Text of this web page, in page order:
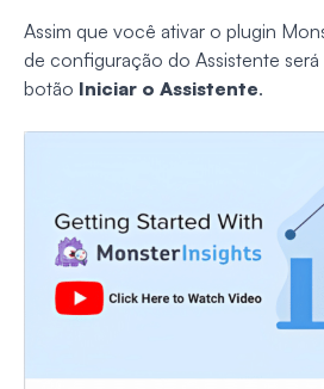
Assim que você ativar o plugin
de configuração do Assistente
botão Iniciar o Assistente.